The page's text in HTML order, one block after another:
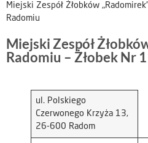
Miejski Zespół Żłobków
Radomiu
Miejski Zespół
Radomiu – Żłobek Nr
ul. Polskiego
Czerwonego Krzyża 13,
26-600 Radom